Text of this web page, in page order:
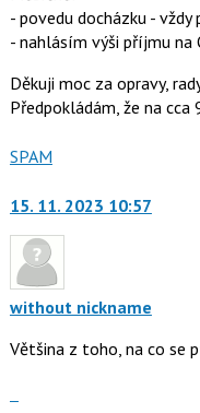
- povedu docházku -
- nahlásím výši příjmu na
Děkuji moc za opravy,
Předpokládám, že na
Nahlásit
jako
SPAM
15. 11. 2023 10:57
without nickname
Většina z toho, na co se